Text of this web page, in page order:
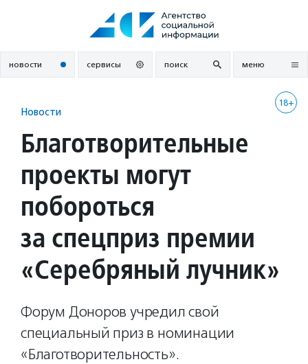
новости сервисы поиск меню
18+
Новости
Благотворительные
проекты могут
побороться
за спецприз премии
«Серебряный лучник»
Форум Доноров учредил свой
специальный приз в номинации
«Благотворительность».